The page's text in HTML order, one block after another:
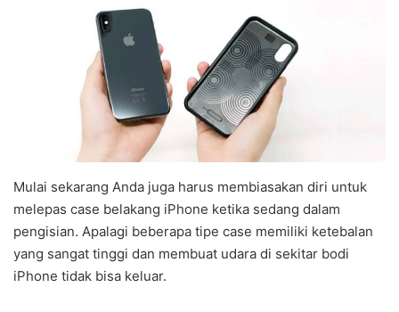
Mulai sekarang Anda juga harus membiasakan diri untuk
melepas case belakang iPhone ketika sedang dalam
pengisian. Apalagi beberapa tipe case memiliki ketebalan
yang sangat tinggi dan membuat udara di sekitar bodi
iPhone tidak bisa keluar.